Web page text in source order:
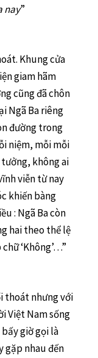
nay”
Khung cửa
giam hãm
cũng đã chôn
Ngã Ba riêng
đường trong
niệm, mỗi mỗi
không ai
viễn từ nay
khiến bàng
: Ngã Ba còn
hai theo thể lệ
‘Không’…”
thoát nhưng với
Việt Nam sống
giờ gọi là
gặp nhau đến